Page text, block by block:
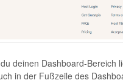
deinen Dashboard-Bereich
in der Fußzeile des